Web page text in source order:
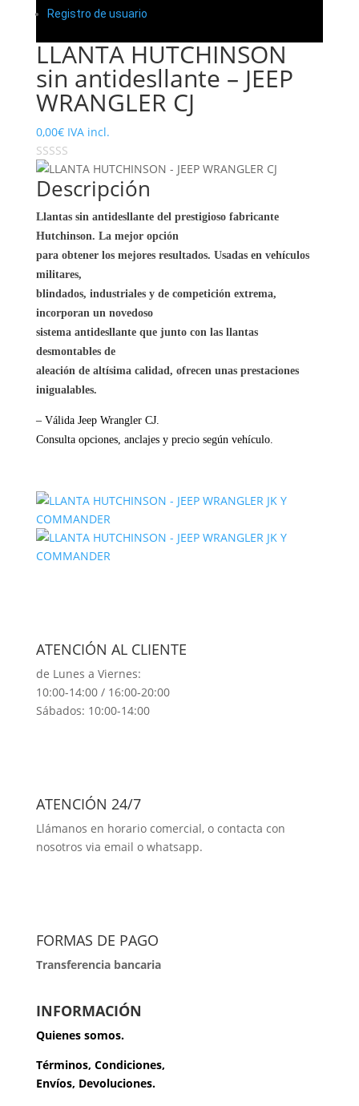
Registro de usuario
LLANTA HUTCHINSON
sin antidesllante – JEEP
WRANGLER CJ
0,00€ IVA incl.
Descripción
Llantas sin antidesllante del prestigioso fabricante
Hutchinson. La mejor opción
para obtener los mejores resultados. Usadas en vehículos
militares,
blindados, industriales y de competición extrema,
incorporan un novedoso
sistema antidesllante que junto con las llantas
desmontables de
aleación de altísima calidad, ofrecen unas prestaciones
inigualables.
– Válida Jeep Wrangler CJ.
Consulta opciones, anclajes y precio según vehículo.
ATENCIÓN AL CLIENTE
de Lunes a Viernes:
10:00-14:00 / 16:00-20:00
Sábados: 10:00-14:00
ATENCIÓN 24/7
Llámanos en horario comercial, o contacta con
nosotros via email o whatsapp.
FORMAS DE PAGO
Transferencia bancaria
INFORMACIÓN
Quienes somos.
Términos, Condiciones,
Envíos, Devoluciones.